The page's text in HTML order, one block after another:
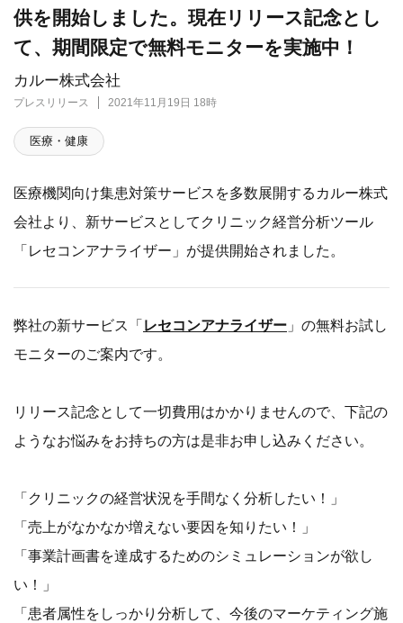
カルー株式会社
プレスリリース 2021年11月19日 18時
供を開始しました。現在リリース記念とし
て、期間限定で無料モニターを実施中！
医療・健康
医療機関向け集患対策サービスを多数展開するカルー株式
会社より、新サービスとしてクリニック経営分析ツール
「レセコンアナライザー」が提供開始されました。
弊社の新サービス「 レセコンアナライザー 」の無料お試し
モニターのご案内です。
リリース記念として一切費用はかかりませんので、下記の
ようなお悩みをお持ちの方は是非お申し込みください。
「クリニックの経営状況を手間なく分析したい！」
「売上がなかなか増えない要因を知りたい！」
「事業計画書を達成するためのシミュレーションが欲し
い！」
「患者属性をしっかり分析して、今後のマーケティング施